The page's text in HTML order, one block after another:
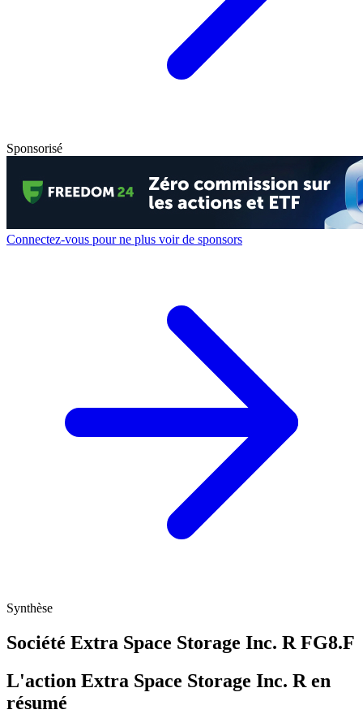
Sponsorisé
Connectez-vous pour ne plus voir de sponsors
Synthèse
Société Extra Space Storage Inc. R FG8.F
L'action Extra Space Storage Inc. R en
résumé